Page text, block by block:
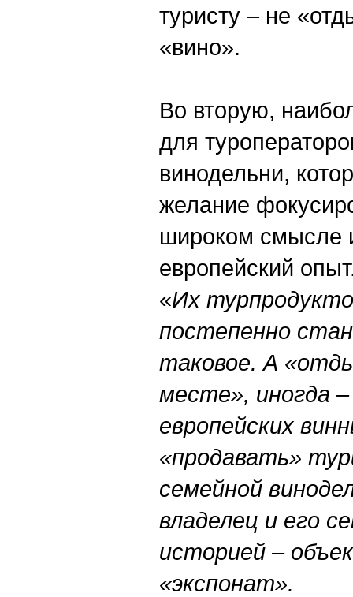
туристу – не
«вино».
Во вторую,
для
винодельни,
желание
широком смысле
европейский
«Их
постепенно
таковое. А
месте», иногда
европейских
«продавать»
семейной
владелец и его
историей –
«экспонат».